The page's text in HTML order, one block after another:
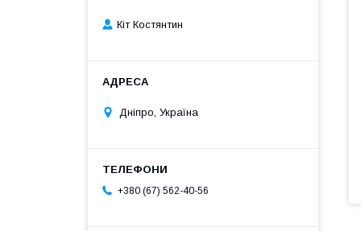
Кіт Костянтин
Дніпро, Україна
+380 (67) 562-40-56